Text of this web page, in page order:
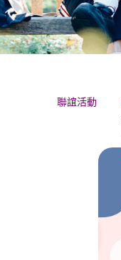
聯誼活動